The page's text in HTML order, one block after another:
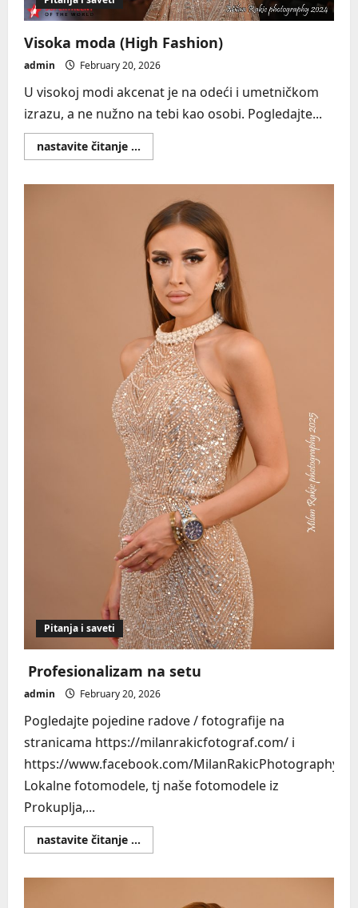
Visoka moda (High Fashion)
admin February 20, 2026
U visokoj modi akcenat je na odeći i umetničkom
izrazu, a ne nužno na tebi kao osobi. Pogledajte...
nastavite čitanje ...
more
(High
Fashion)
Pitanja i saveti
Profesionalizam na setu
admin February 20, 2026
Pogledajte pojedine radove / fotografije na
stranicama https://milanrakicfotograf.com/ i
https://www.facebook.com/MilanRakicPhotography
Lokalne fotomodele, tj naše fotomodele iz
Prokuplja,...
nastavite čitanje ...
more